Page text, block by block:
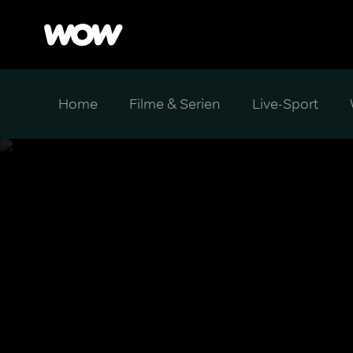
Home Filme & Serien Live-Sport